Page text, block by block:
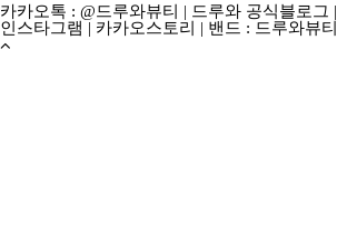
카카오톡 : @드루와뷰티 | 드루와 공식블로그 |
인스타그램 | 카카오스토리 | 밴드 : 드루와뷰티